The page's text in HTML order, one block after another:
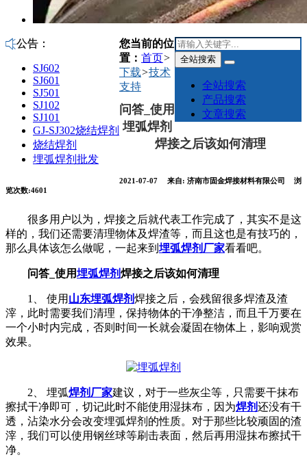
公告：
SJ602
SJ601
SJ501
SJ102
SJ101
GJ-SJ302烧结焊剂
烧结焊剂
埋弧焊剂批发
全站搜索
全站搜索
产品搜索
文章搜索
您当前的位
置： 首页>
下载>技术
支持
问答_使用
埋弧焊剂
焊接之后该如何清理
2021-07-07 来自: 济南市固金焊接材料有限公司
浏
览次数:4601
很多用户以为，焊接之后就代表工作完成了，其实不是这
样的，我们还需要清理物体及焊渣等，而且这也是有技巧的，
那么具体该怎么做呢，一起来到 埋弧焊剂厂家看看吧。
问答_使用埋弧焊剂焊接之后该如何清理
1、 使用 山东埋弧焊剂焊接之后，会残留很多焊渣及渣
滓，此时需要我们清理，保持物体的干净整洁，而且千万要在
一个小时内完成，否则时间一长就会凝固在物体上，影响观赏
效果。
2、 埋弧焊剂厂家建议，对于一些灰尘等，只需要干抹布
擦拭干净即可，切记此时不能使用湿抹布，因为焊剂还没有干
透，沾染水分会改变埋弧焊剂的性质。对于那些比较顽固的渣
滓，我们可以使用钢丝球等刷击表面，然后再用湿抹布擦拭干
净。